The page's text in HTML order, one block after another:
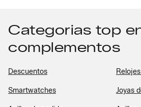
Categorias top
complementos
Descuentos
Smartwatches Joyas